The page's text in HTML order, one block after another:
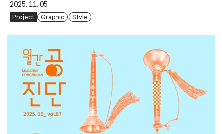
2025. 11. 05
Project Graphic Style